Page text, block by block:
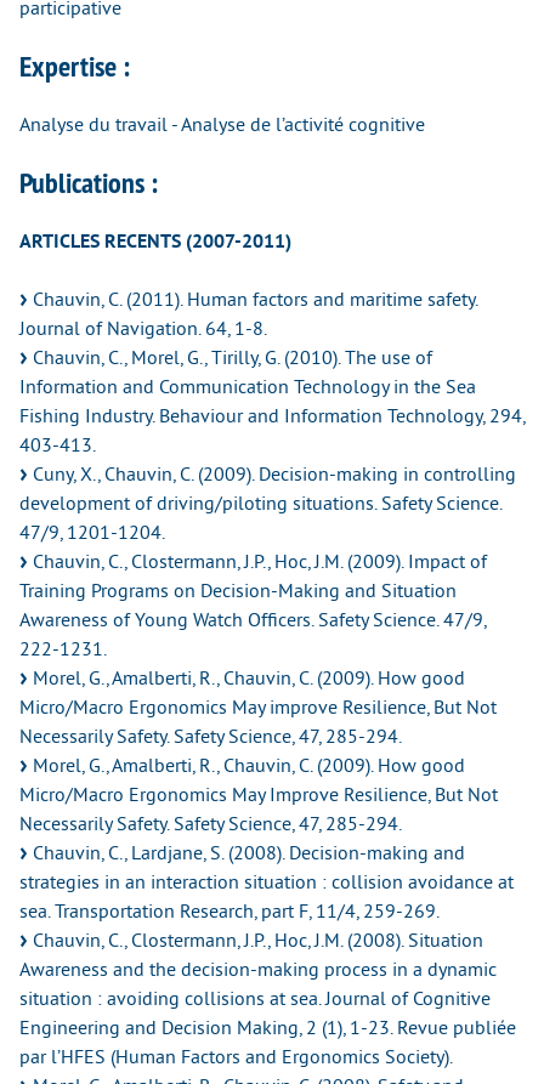
participative
Expertise :
Analyse du travail - Analyse de l’activité cognitive
Publications :
ARTICLES RECENTS (2007-2011)
Chauvin, C. (2011). Human factors and maritime safety.
Journal of Navigation. 64, 1-8.
Chauvin, C., Morel, G., Tirilly, G. (2010). The use of
Information and Communication Technology in the Sea
Fishing Industry. Behaviour and Information Technology, 294,
403-413.
Cuny, X., Chauvin, C. (2009). Decision-making in controlling
development of driving/piloting situations. Safety Science.
47/9, 1201-1204.
Chauvin, C., Clostermann, J.P., Hoc, J.M. (2009). Impact of
Training Programs on Decision-Making and Situation
Awareness of Young Watch Officers. Safety Science. 47/9,
222-1231.
Morel, G., Amalberti, R., Chauvin, C. (2009). How good
Micro/Macro Ergonomics May improve Resilience, But Not
Necessarily Safety. Safety Science, 47, 285-294.
Morel, G., Amalberti, R., Chauvin, C. (2009). How good
Micro/Macro Ergonomics May Improve Resilience, But Not
Necessarily Safety. Safety Science, 47, 285-294.
Chauvin, C., Lardjane, S. (2008). Decision-making and
strategies in an interaction situation : collision avoidance at
sea. Transportation Research, part F, 11/4, 259-269.
Chauvin, C., Clostermann, J.P., Hoc, J.M. (2008). Situation
Awareness and the decision-making process in a dynamic
situation : avoiding collisions at sea. Journal of Cognitive
Engineering and Decision Making, 2 (1), 1-23. Revue publiée
par l’HFES (Human Factors and Ergonomics Society).